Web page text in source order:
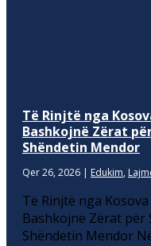
Të Rinjtë nga
Bashkojnë Zërat
Shëndetin Mendor
Qer 26, 2026 | Edukim,
Të Rinjtë nga
Bashkojnë Zërat për
Shëndetin Mendor